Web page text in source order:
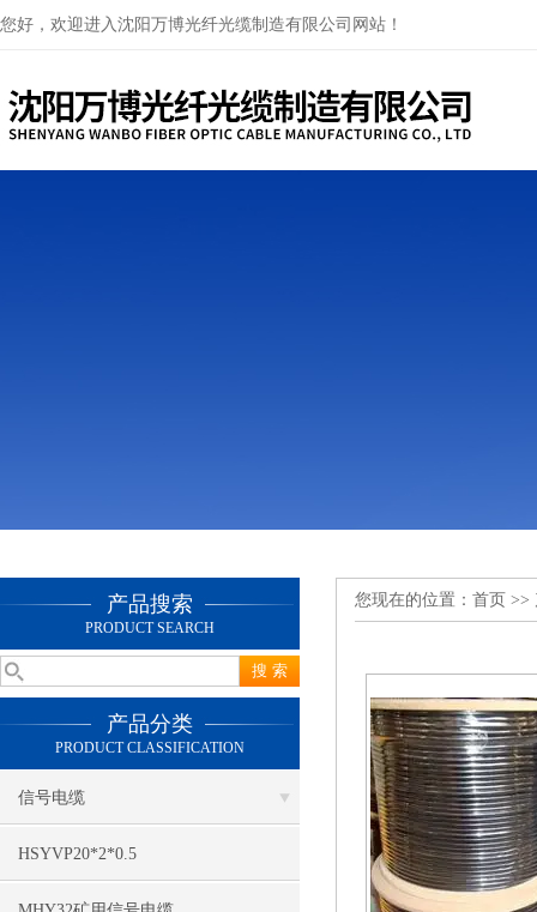
您好，欢迎进入沈阳万博光纤光缆制造有限公司网站！
产品搜索
PRODUCT SEARCH
产品分类
PRODUCT CLASSIFICATION
信号电缆
HSYVP20*2*0.5
您现在的位置： 首页 >>